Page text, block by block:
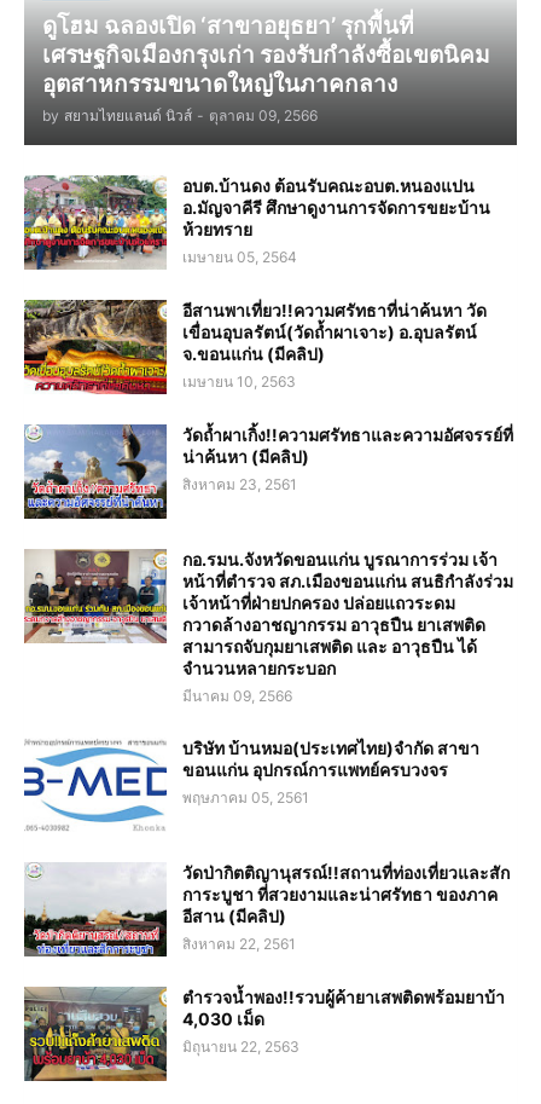
ดูโฮม ฉลองเปิด ‘สาขาอยุธยา’ รุกพื้นที่
เศรษฐกิจเมืองกรุงเก่า รองรับกำลังซื้อเขตนิคม
อุตสาหกรรมขนาดใหญ่ในภาคกลาง
by สยามไทยแลนด์ นิวส์ - ตุลาคม 09, 2566
อบต.บ้านดง ต้อนรับคณะอบต.หนองแปน
อ.มัญจาคีรี ศึกษาดูงานการจัดการขยะบ้าน
ห้วยทราย
เมษายน 05, 2564
อีสานพาเที่ยว!!ความศรัทธาที่น่าค้นหา วัด
เขื่อนอุบลรัตน์(วัดถ้ำผาเจาะ) อ.อุบลรัตน์
จ.ขอนแก่น (มีคลิป)
เมษายน 10, 2563
วัดถ้ำผาเกิ้ง!!ความศรัทธาและความอัศจรรย์ที่
น่าค้นหา (มีคลิป)
สิงหาคม 23, 2561
กอ.รมน.จังหวัดขอนแก่น บูรณาการร่วม เจ้า
หน้าที่ตำรวจ สภ.เมืองขอนแก่น สนธิกำลังร่วม
เจ้าหน้าที่ฝ่ายปกครอง ปล่อยแถวระดม
กวาดล้างอาชญากรรม อาวุธปืน ยาเสพติด
สามารถจับกุมยาเสพติด และ อาวุธปืน ได้
จำนวนหลายกระบอก
มีนาคม 09, 2566
บริษัท บ้านหมอ(ประเทศไทย)จำกัด สาขา
ขอนแก่น อุปกรณ์การแพทย์ครบวงจร
พฤษภาคม 05, 2561
วัดป่ากิตติญานุสรณ์!!สถานที่ท่องเที่ยวและสัก
การะบูชา ที่สวยงามและน่าศรัทธา ของภาค
อีสาน (มีคลิป)
สิงหาคม 22, 2561
ตำรวจน้ำพอง!!รวบผู้ค้ายาเสพติดพร้อมยาบ้า
4,030 เม็ด
มิถุนายน 22, 2563